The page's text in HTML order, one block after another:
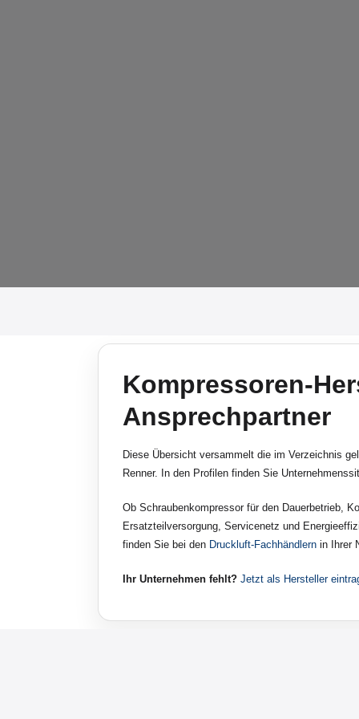
Kompressoren-
Ansprechpartner
Diese Übersicht versammelt die im Verzeichnis
Renner. In den Profilen finden Sie
Ob Schraubenkompressor für den Dauerbetrieb,
Ersatzteilversorgung, Servicenetz und
finden Sie bei den Druckluft-Fachhändlern in Ihrer
Ihr Unternehmen fehlt? Jetzt als Hersteller